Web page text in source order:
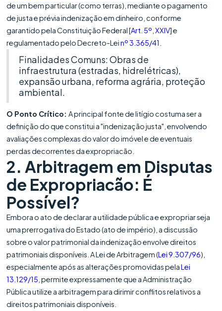
de um bem particular (como terras), mediante o pagamento
de justa e prévia indenização em dinheiro, conforme
garantido pela Constituição Federal [Art. 5º, XXIV] e
regulamentado pelo Decreto-Leinº 3.365/41
Finalidades Comuns: Obras de
infraestrutura (estradas, hidrelétricas),
expansão urbana, reforma agrária, proteção
ambiental.
O Ponto Crítico:A principal fonte de litígio costuma ser a
definição do que constitui a "indenização justa", envolvendo
avaliações complexas do valor do imóvel e de eventuais
perdas decorrentes da expropriacão.
2. Arbitragem em Disputas
de Expropriacão: É
Possível?
Embora o ato de declarar a utilidade pública e expropriar seja
uma prerrogativa do Estado (ato de império), a discussão
sobre o valor patrimonial da indenização envolve direitos
patrimoniais disponíveis. A Lei de Arbitragem (Lei 9.307/96),
especialmente após as alterações promovidas pelaLei
13.129/15 , permite expressamente que a Administração
Pública utilize a arbitragem para dirimir conflitos relativos a
direitos patrimoniais disponíveis.